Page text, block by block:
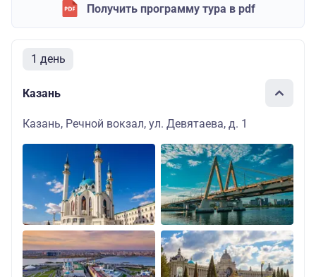
Получить программу тура в pdf
1 день
Казань
Казань, Речной вокзал, ул. Девятаева, д. 1